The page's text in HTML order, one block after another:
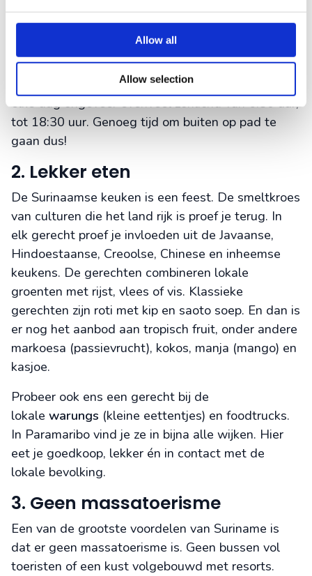
Allow all
Allow selection
het hele jaar door heerlijk warm. Zelfs in de
regenseizoen is er nog zon. De buien zijn vaak kort
en hard, maar daarna klaart het snel op.
Gemiddeld ligt de temperatuur rond de 30 graden.
Doordat Suriname dicht bij de evenaar ligt, heb je
elke dag ongeveer evenveel zonlicht: van 6:30 uur,
tot 18:30 uur. Genoeg tijd om buiten op pad te
gaan dus!
2. Lekker eten
De Surinaamse keuken is een feest. De smeltkroes
van culturen die het land rijk is proef je terug. In
elk gerecht proef je invloeden uit de Javaanse,
Hindoestaanse, Creoolse, Chinese en inheemse
keukens. De gerechten combineren lokale
groenten met rijst, vlees of vis. Klassieke
gerechten zijn roti met kip en saoto soep. En dan is
er nog het aanbod aan tropisch fruit, onder andere
markoesa (passievrucht), kokos, manja (mango) en
kasjoe.
Probeer ook ens een gerecht bij de
lokale warungs (kleine eettentjes) en foodtrucks.
In Paramaribo vind je ze in bijna alle wijken. Hier
eet je goedkoop, lekker én in contact met de
lokale bevolking.
3. Geen massatoerisme
Een van de grootste voordelen van Suriname is
dat er geen massatoerisme is. Geen bussen vol
toeristen of een kust volgebouwd met resorts.